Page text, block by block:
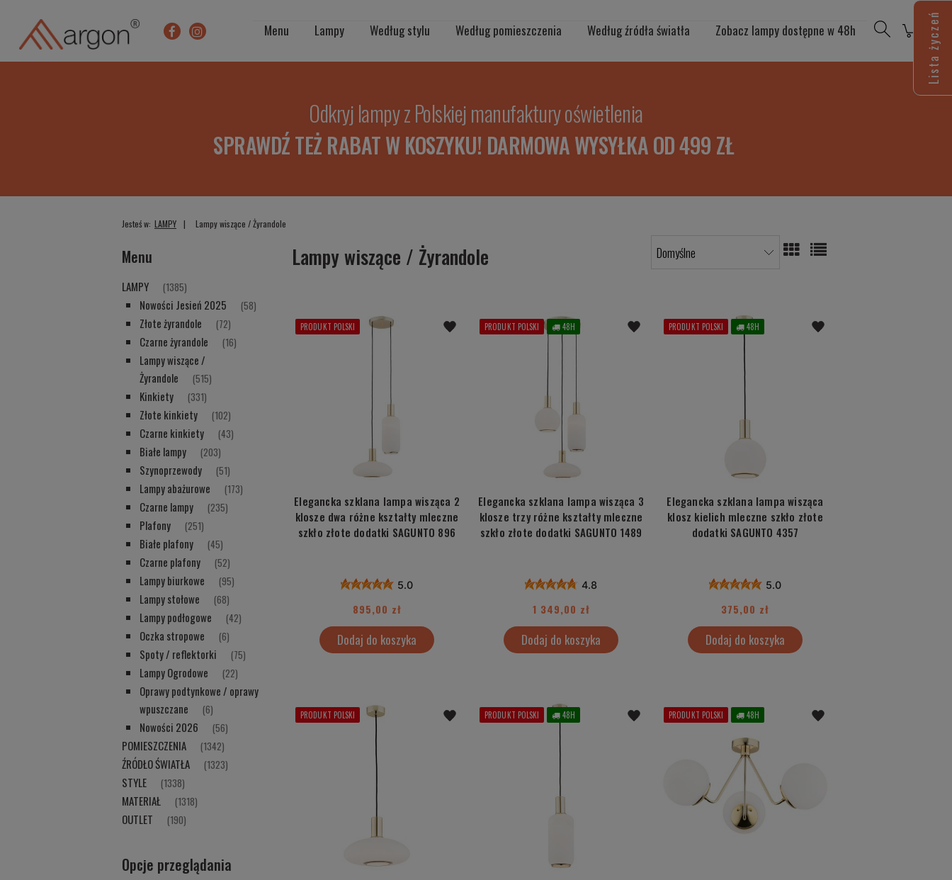
Menu Lampy Według stylu Według pomieszczenia Według źródła światła Zobacz lampy dostępne w 48h
Odkryj lampy z Polskiej manufaktury oświetlenia
SPRAWDŹ TEŻ RABAT W KOSZYKU! DARMOWA WYSYŁKA OD 499 ZŁ
Jesteś w: LAMPY Lampy wiszące / Żyrandole
Menu
LAMPY (1385)
Nowości Jesień 2025 (58)
Złote żyrandole (72)
Czarne żyrandole (16)
Lampy wiszące /
Żyrandole
(515)
Kinkiety (331)
Złote kinkiety (102)
Czarne kinkiety (43)
Białe lampy (203)
Szynoprzewody (51)
Lampy abażurowe (173)
Czarne lampy (235)
Plafony (251)
Białe plafony (45)
Czarne plafony (52)
Lampy biurkowe (95)
Lampy stołowe (68)
Lampy podłogowe (42)
Oczka stropowe (6)
Spoty / reflektorki (75)
Lampy Ogrodowe (22)
Oprawy podtynkowe / oprawy
wpuszczane
(6)
Nowości 2026 (56)
POMIESZCZENIA (1342)
ŹRÓDŁO ŚWIATŁA (1323)
STYLE (1338)
MATERIAŁ (1318)
OUTLET (190)
Opcje przeglądania
Lampy wiszące / Żyrandole
Elegancka szklana lampa wisząca 2
klosze dwa różne kształty mleczne
szkło złote dodatki SAGUNTO 896
5.0
895,00 zł
Dodaj do koszyka
PRODUKT POLSKI
Elegancka szklana lampa wisząca 3
klosze trzy różne kształty mleczne
szkło złote dodatki SAGUNTO 1489
4.8
1 349,00 zł
Dodaj do koszyka
PRODUKT POLSKI 48H
Elegancka szklana lampa wisząca
klosz kielich mleczne szkło złote
dodatki SAGUNTO 4357
5.0
375,00 zł
Dodaj do koszyka
PRODUKT POLSKI 48H
PRODUKT POLSKI PRODUKT POLSKI 48H PRODUKT POLSKI 48H
Lista życzeń